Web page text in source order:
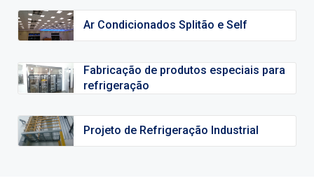
Ar Condicionados Splitão e Self
Fabricação de produtos especiais para
refrigeração
Projeto de Refrigeração Industrial